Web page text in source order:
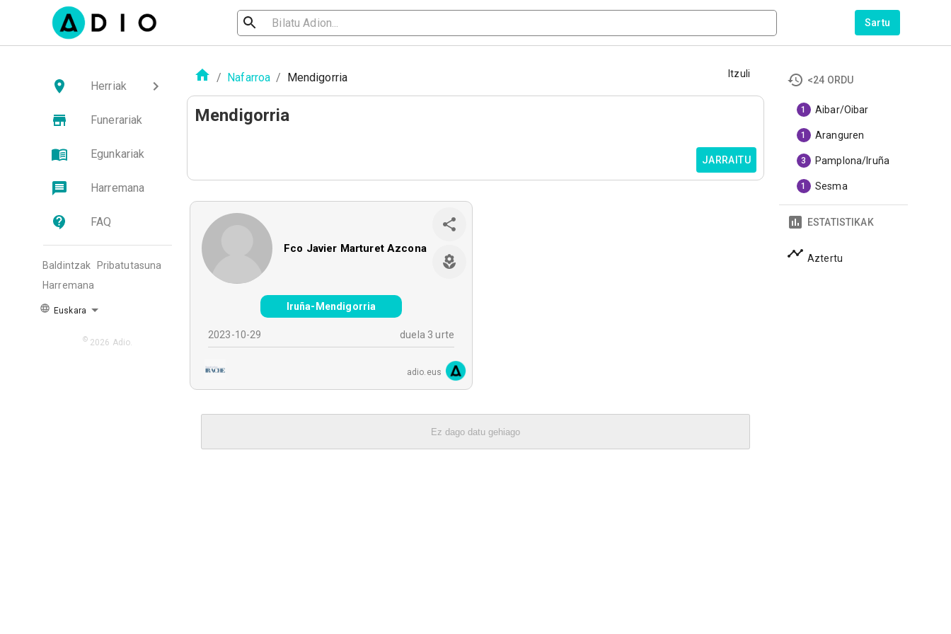
Sartu
Herriak
Funerariak
Egunkariak
Harremana
FAQ
Baldintzak
Pribatutasuna
Harremana
Euskara
© 2026 Adio.
/ Nafarroa / Mendigorria Itzuli
Mendigorria
JARRAITU
Fco Javier Marturet Azcona
Iruña-Mendigorria
2023-10-29 duela 3 urte
adio.eus
Ez dago datu gehiago
<24 ORDU
1 Aibar/Oibar
1 Aranguren
3 Pamplona/Iruña
1 Sesma
ESTATISTIKAK
Aztertu